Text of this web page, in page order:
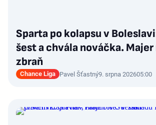
Sparta po kolapsu v
šest a chvála nováčka. Majer
zbraň
Chance Liga Pavel Šťastný9. srpna 202605:00